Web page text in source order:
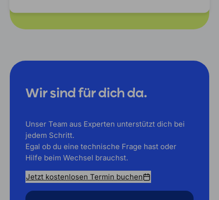
Wir sind für dich da.
Unser Team aus Experten unterstützt dich bei
jedem Schritt.
Egal ob du eine technische Frage hast oder
Hilfe beim Wechsel brauchst.
Jetzt kostenlosen Termin buchen